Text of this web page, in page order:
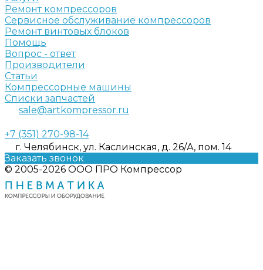
Ремонт компрессоров
Сервисное обслуживание компрессоров
Ремонт винтовых блоков
Помощь
Вопрос - ответ
Производители
Статьи
Компрессорные машины
Списки запчастей
sale@artkompressor.ru
+7 (351) 270-98-14
г. Челябинск, ул. Каслинская, д. 26/А, пом. 14
Заказать звонок
© 2005-2026 ООО ПРО Компрессор